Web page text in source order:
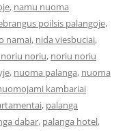
, namu nuoma
poilsis palangoje,
namai, nida viesbuciai,
noriu, noriu noriu
, nuoma palanga, nuoma
kambariai
, palanga
dabar, palanga hotel,